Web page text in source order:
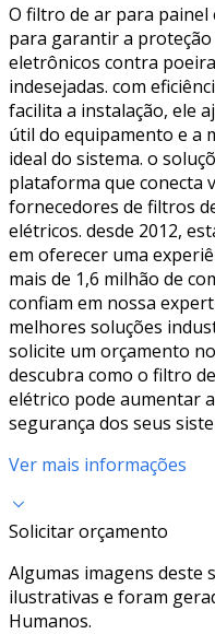
O filtro de ar para painel
para garantir a
eletrônicos contra
indesejadas. com
facilita a instalação, ele
útil do equipamento e a
ideal do sistema. o
plataforma que conecta
fornecedores de filtros
elétricos. desde 2012,
em oferecer uma
mais de 1,6 milhão de
confiam em nossa
melhores soluções
solicite um orçamento
descubra como o filtro
elétrico pode aumentar
segurança dos seus
Ver mais informações
Solicitar orçamento
Algumas imagens deste
ilustrativas e foram
Humanos.